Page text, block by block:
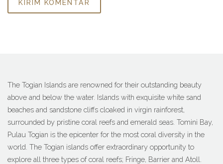
The Togian Islands are renowned for their outstanding beauty
above and below the water. Islands with exquisite white sand
beaches and sandstone cliffs cloaked in virgin rainforest,
surrounded by pristine coral reefs and emerald seas. Tomini Bay,
Pulau Togian is the epicenter for the most coral diversity in the
world. The Togian islands offer extraordinary opportunity to
explore all three types of coral reefs; Fringe, Barrier and Atoll.